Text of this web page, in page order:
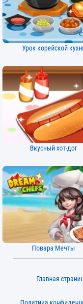
Урок корейской
Вкусный хот-дог
Повара Мечты
Главная